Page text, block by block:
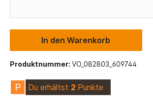
In den Warenkorb
Produktnummer: VO_082803_609744
P Du erhältst 2 Punkte